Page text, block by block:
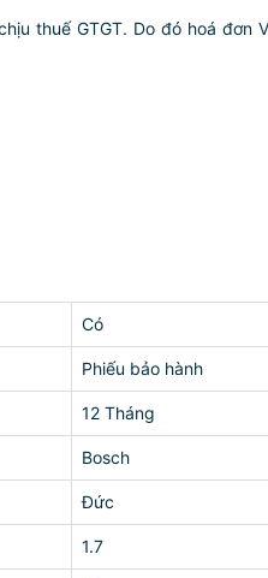
thuế GTGT. Do đó hoá đơn
Có
Phiếu bảo hành
12 Tháng
Bosch
Đức
1.7